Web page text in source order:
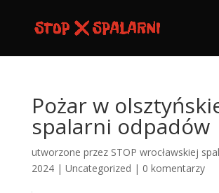
Pożar w
spalarni odpadów
utworzone przez STOP wrocławskiej
2024| Uncategorized | 0 komentarzy